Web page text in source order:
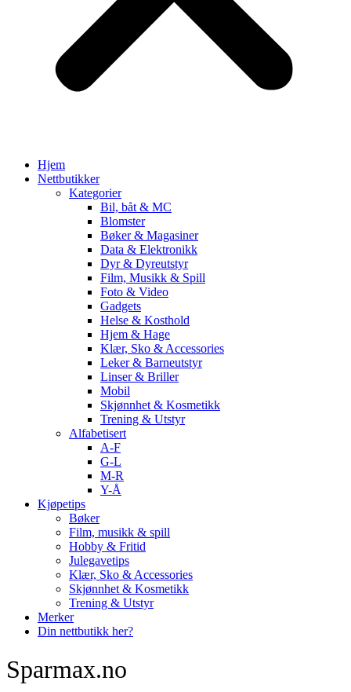
Hjem
Nettbutikker
Kategorier
Bil, båt & MC
Blomster
Bøker & Magasiner
Data & Elektronikk
Dyr & Dyreutstyr
Film, Musikk & Spill
Foto & Video
Gadgets
Helse & Kosthold
Hjem & Hage
Klær, Sko & Accessories
Leker & Barneutstyr
Linser & Briller
Mobil
Skjønnhet & Kosmetikk
Trening & Utstyr
Alfabetisert
A-F
G-L
M-R
Y-Å
Kjøpetips
Bøker
Film, musikk & spill
Hobby & Fritid
Julegavetips
Klær, Sko & Accessories
Skjønnhet & Kosmetikk
Trening & Utstyr
Merker
Din nettbutikk her?
Sparmax.no